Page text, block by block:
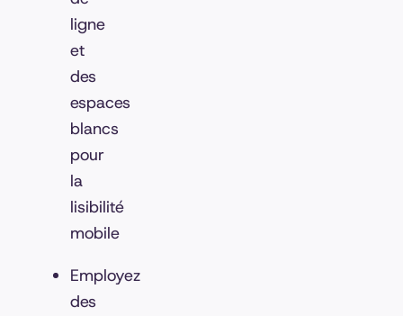
ligne
et
des
espaces
blancs
pour
la
lisibilité
mobile
Employez
des